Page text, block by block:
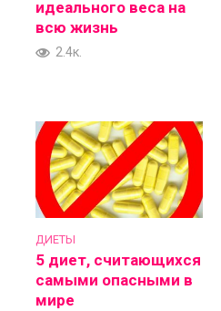
идеального веса на
всю жизнь
2.4к.
ДИЕТЫ
5 диет, считающихся
самыми опасными в
мире